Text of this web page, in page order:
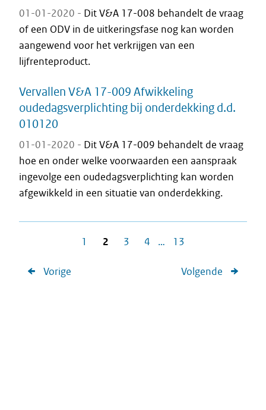
01-01-2020 - Dit V&A 17-008 behandelt de vraag
of een ODV in de uitkeringsfase nog kan worden
aangewend voor het verkrijgen van een
lijfrenteproduct.
Vervallen V&A 17-009 Afwikkeling
oudedagsverplichting bij onderdekking d.d.
010120
01-01-2020 - Dit V&A 17-009 behandelt de vraag
hoe en onder welke voorwaarden een aanspraak
ingevolge een oudedagsverplichting kan worden
afgewikkeld in een situatie van onderdekking.
Vorige
1 2 3 4 … 13
Volgende